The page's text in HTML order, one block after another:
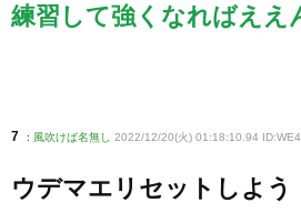
練習して強くなればええ
7 : 風吹けば名無し 2022/12/20(火) 01:18:10.94
ウデマエリセットしよう